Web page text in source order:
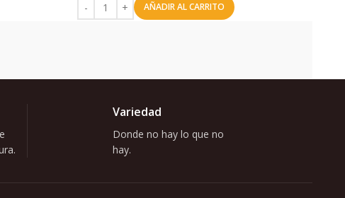
AÑADIR AL CARRITO
Variedad
Donde no hay lo que no
hay.